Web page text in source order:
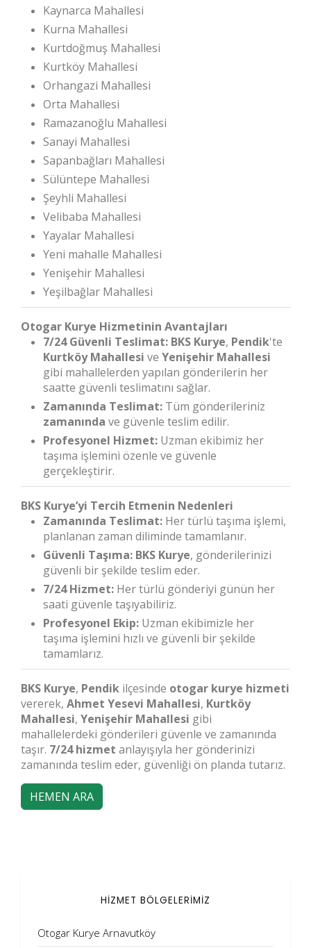
Kaynarca Mahallesi
Kurna Mahallesi
Kurtdoğmuş Mahallesi
Kurtköy Mahallesi
Orhangazi Mahallesi
Orta Mahallesi
Ramazanoğlu Mahallesi
Sanayi Mahallesi
Sapanbağları Mahallesi
Sülüntepe Mahallesi
Şeyhli Mahallesi
Velibaba Mahallesi
Yayalar Mahallesi
Yeni mahalle Mahallesi
Yenişehir Mahallesi
Yeşilbağlar Mahallesi
Otogar Kurye Hizmetinin Avantajları
7/24 Güvenli Teslimat: BKS Kurye, Pendik'te
Kurtköy Mahallesi ve Yenişehir Mahallesi
gibi mahallelerden yapılan gönderilerin her
saatte güvenli teslimatını sağlar.
Zamanında Teslimat: Tüm gönderileriniz
zamanında ve güvenle teslim edilir.
Profesyonel Hizmet: Uzman ekibimiz her
taşıma işlemini özenle ve güvenle
gerçekleştirir.
BKS Kurye’yi Tercih Etmenin Nedenleri
Zamanında Teslimat: Her türlü taşıma işlemi,
planlanan zaman diliminde tamamlanır.
Güvenli Taşıma: BKS Kurye, gönderilerinizi
güvenli bir şekilde teslim eder.
7/24 Hizmet: Her türlü gönderiyi günün her
saati güvenle taşıyabiliriz.
Profesyonel Ekip: Uzman ekibimizle her
taşıma işlemini hızlı ve güvenli bir şekilde
tamamlarız.
BKS Kurye, Pendik ilçesinde otogar kurye hizmeti
vererek, Ahmet Yesevi Mahallesi, Kurtköy
Mahallesi, Yenişehir Mahallesi gibi
mahallelerdeki gönderileri güvenle ve zamanında
taşır. 7/24 hizmet anlayışıyla her gönderinizi
zamanında teslim eder, güvenliği ön planda tutarız.
HEMEN ARA
HİZMET BÖLGELERİMİZ
Otogar Kurye Arnavutköy